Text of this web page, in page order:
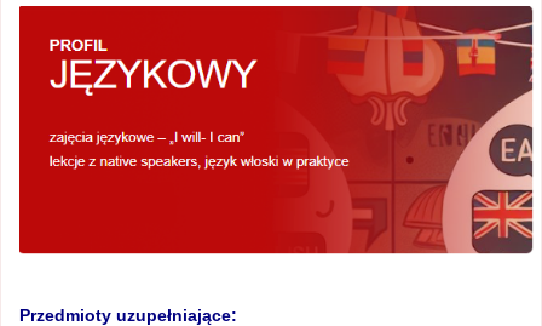
Przedmioty uzupełniające: